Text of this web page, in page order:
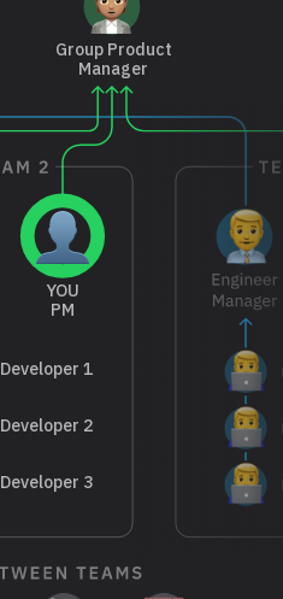
YOU
PM
Group Product
Manager
Developer 1
Developer 2
Developer 3